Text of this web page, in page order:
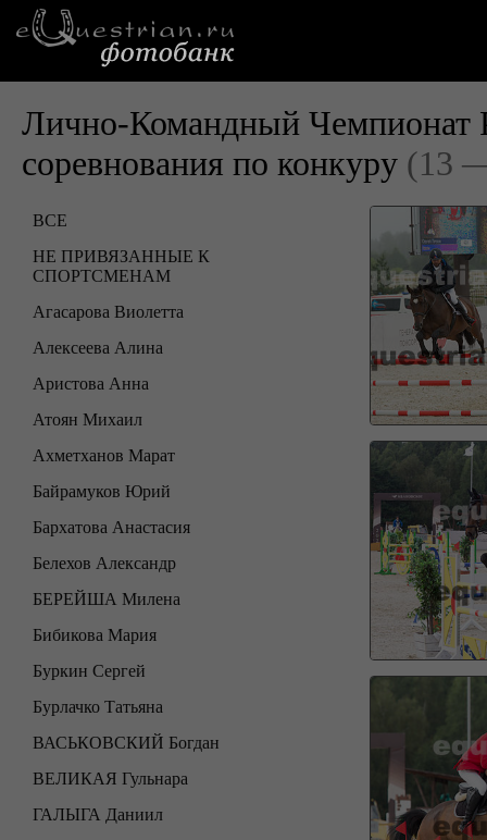
Лично-Командный Чемпионат
соревнования по конкуру (13
ВСЕ
НЕ ПРИВЯЗАННЫЕ К
СПОРТСМЕНАМ
Агасарова Виолетта
Алексеева Алина
Аристова Анна
Атоян Михаил
Ахметханов Марат
Байрамуков Юрий
Бархатова Анастасия
Белехов Александр
БЕРЕЙША Милена
Бибикова Мария
Буркин Сергей
Бурлачко Татьяна
ВАСЬКОВСКИЙ Богдан
ВЕЛИКАЯ Гульнара
ГАЛЫГА Даниил